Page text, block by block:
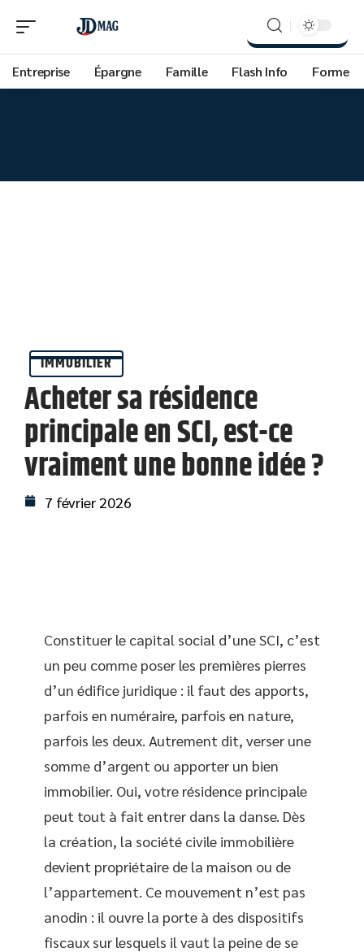
Entreprise Épargne Famille Flash Info Forme
IMMOBILIER
Acheter sa résidence
principale en SCI, est-ce
vraiment une bonne idée ?
7 février 2026
Constituer le capital social d’une SCI, c’est
un peu comme poser les premières pierres
d’un édifice juridique : il faut des apports,
parfois en numéraire, parfois en nature,
parfois les deux. Autrement dit, verser une
somme d’argent ou apporter un bien
immobilier. Oui, votre résidence principale
peut tout à fait entrer dans la danse. Dès
la création, la société civile immobilière
devient propriétaire de la maison ou de
l’appartement. Ce mouvement n’est pas
anodin : il ouvre la porte à des dispositifs
fiscaux sur lesquels il vaut la peine de se